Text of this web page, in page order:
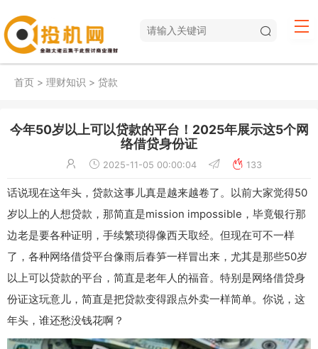
首页 > 理财知识 > 贷款
今年50岁以上可以贷款的平台！2025年展示这5个网
络借贷身份证
2025-11-05 00:00:04 133
话说现在这年头，贷款这事儿真是越来越卷了。以前大家觉得50
岁以上的人想贷款，那简直是mission impossible，毕竟银行那
边老是要各种证明，手续繁琐得像西天取经。但现在可不一样
了，各种网络借贷平台像雨后春笋一样冒出来，尤其是那些50岁
以上可以贷款的平台，简直是老年人的福音。特别是网络借贷身
份证这玩意儿，简直是把贷款变得跟点外卖一样简单。你说，这
年头，谁还愁没钱花啊？